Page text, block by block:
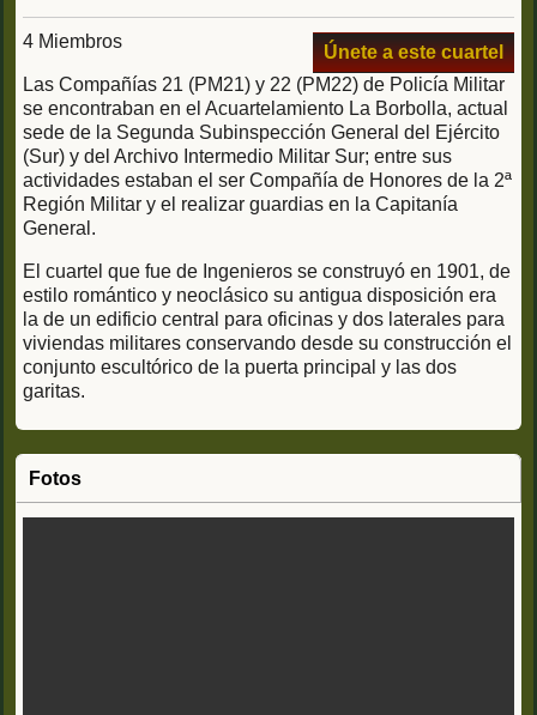
4 Miembros
Únete a este cuartel
Las Compañías 21 (PM21) y 22 (PM22) de Policía Militar
se encontraban en el Acuartelamiento La Borbolla, actual
sede de la Segunda Subinspección General del Ejército
(Sur) y del Archivo Intermedio Militar Sur; entre sus
actividades estaban el ser Compañía de Honores de la 2ª
Región Militar y el realizar guardias en la Capitanía
General.
El cuartel que fue de Ingenieros se construyó en 1901, de
estilo romántico y neoclásico su antigua disposición era
la de un edificio central para oficinas y dos laterales para
viviendas militares conservando desde su construcción el
conjunto escultórico de la puerta principal y las dos
garitas.
Fotos